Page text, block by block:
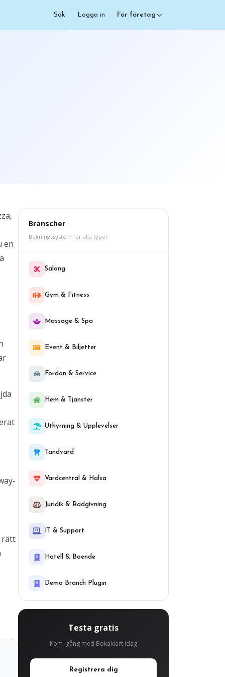
Sök Logga in För företag
en
rätt
Branscher
Bokningssystem för alla typer
Salong
Gym & Fitness
Massage & Spa
Event & Biljetter
Fordon & Service
Hem & Tjanster
Uthyrning & Upplevelser
Tandvard
Vardcentral & Halsa
Juridik & Radgivning
IT & Support
Hotell & Boende
Demo Branch Plugin
Testa gratis
Kom igång med Bokaklart idag
Registrera dig